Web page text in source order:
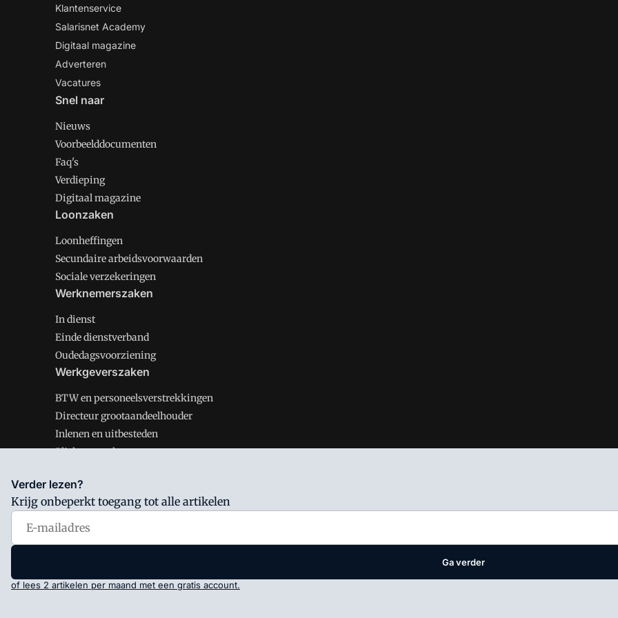
Klantenservice
Salarisnet Academy
Digitaal magazine
Adverteren
Vacatures
Snel naar
Nieuws
Voorbeelddocumenten
Faq's
Verdieping
Digitaal magazine
Loonzaken
Loonheffingen
Secundaire arbeidsvoorwaarden
Sociale verzekeringen
Werknemerszaken
In dienst
Einde dienstverband
Oudedagsvoorziening
Werkgeverszaken
BTW en personeelsverstrekkingen
Directeur grootaandeelhouder
Inlenen en uitbesteden
Plichten werkgever
Salarisnet is onderdeel van VMN media. Lees inons manifestwaar VMN media voor staat. Op gebruik van deze site zijn de
Voorwaarden
Verder lezen?
Krijg onbeperkt toegang tot alle artikelen
Ga verder
of lees 2 artikelen per maand met een gratis account.